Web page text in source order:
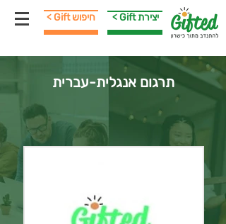
< Gift חיפוש < Gift יצירת
תרגום אנגלית-עברית